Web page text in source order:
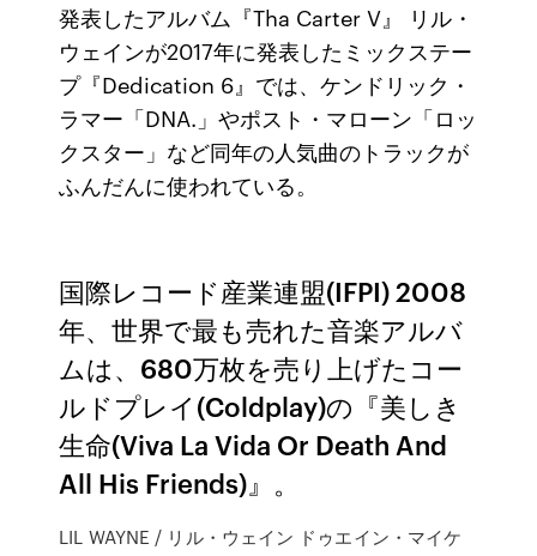
発表したアルバム『Tha Carter V』 リル・
ウェインが2017年に発表したミックステー
プ『Dedication 6』では、ケンドリック・
ラマー「DNA.」やポスト・マローン「ロッ
クスター」など同年の人気曲のトラックが
ふんだんに使われている。
国際レコード産業連盟(IFPI) 2008
年、世界で最も売れた音楽アルバ
ムは、680万枚を売り上げたコー
ルドプレイ(Coldplay)の『美しき
生命(Viva La Vida Or Death And
All His Friends)』。
LIL WAYNE / リル・ウェイン ドゥエイン・マイケ